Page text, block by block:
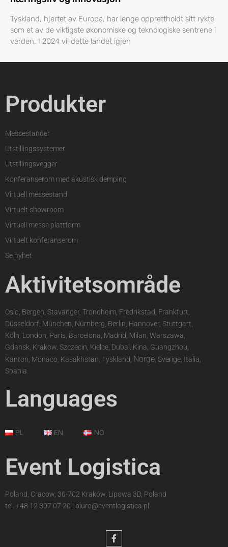
Tyskland, hjertet av Europa, har lenge opprettholdt sitt rykte
som et av de viktigste økonomiske og teknologiske sentrene i
verden. I 2024 vil dette landet igjen
Produkter
Messestander
Utstillingssystemer
Utstillingsvegger
Konferanserom med akustisk demping
Virtuell messestand
Virtuelt showroom
Virtuell messe plattform
Virtuelt konferanserom
Se nyhet
Aktivitetsområde
Oslo, Bergen, Stavanger, Trondheim, Fredrikstad, Frankfurt,
Düsseldorf, München, Nürnberg, Berlin, Hannover, Stuttgart,
Köln, London, Paris, Barcelona, Madrid, Milan, Warszawa,
Gdansk, Krakow, Szczecin, Kielce, Dubai, Kina, Guangzhou,
Kanton, Monaco, Kasakhstan, Tyskland, Norge, Sverige, Italia,
Spania
Languages
PL EN NO
Event Logistica
Poland, Cracow, 30-702 Kraków, Lipowa 3D, Poland
tel. +48 12 307 07 20 | biuro@eventlogistica.pl